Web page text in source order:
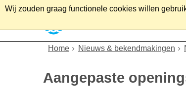
Wij zouden graag functionele cookies willen
Home Nieuws & bekendmakingen
Aangepaste